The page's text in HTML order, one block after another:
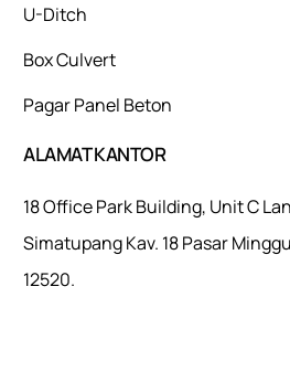
U-Ditch
Box Culvert
Pagar Panel Beton
ALAMAT KANTOR
18 Office Park Building, Unit C
Simatupang Kav. 18 Pasar
12520.